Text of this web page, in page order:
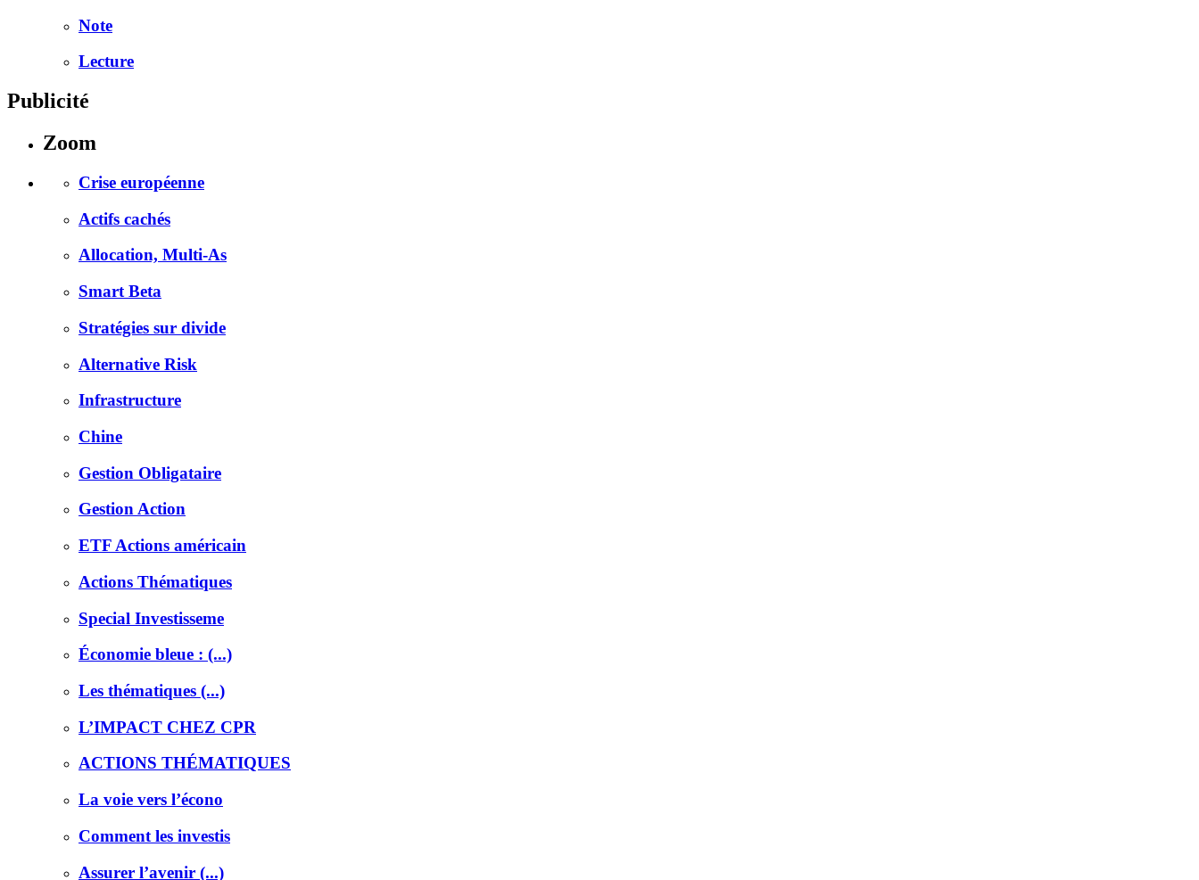
Note
Lecture
Publicité
Zoom
Crise européenne
Actifs cachés
Allocation, Multi-As
Smart Beta
Stratégies sur divide
Alternative Risk
Infrastructure
Chine
Gestion Obligataire
Gestion Action
ETF Actions américain
Actions Thématiques
Special Investisseme
Économie bleue : (...)
Les thématiques (...)
L’IMPACT CHEZ CPR
ACTIONS THÉMATIQUES
La voie vers l’écono
Comment les investis
Assurer l’avenir (...)